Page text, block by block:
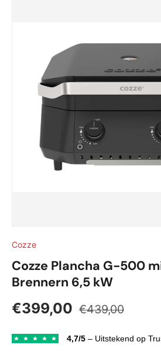
Cozze
Cozze Plancha G-500
Brennern 6,5 kW
Verkaufspreis
€399,00 Normaler Preis
€439,00
4,7/5 – Uitstekend op